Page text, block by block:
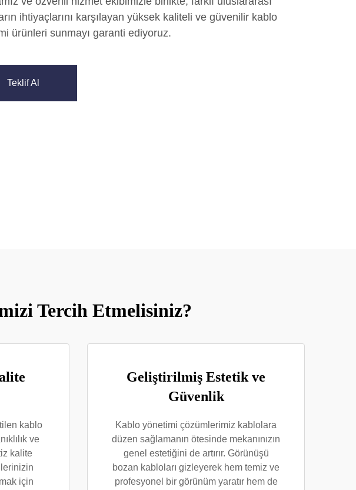
ihtiyaçlarını karşılayan yüksek kaliteli ve güvenilir kablo
ürünleri sunmayı garanti ediyoruz.
Teklif Al
Tercih Etmelisiniz?
kablo
ve
kalite
için
Geliştirilmiş Estetik ve
Güvenlik
Kablo yönetimi çözümlerimiz kablolara
düzen sağlamanın ötesinde mekanınızın
genel estetiğini de artırır. Görünüşü
bozan kabloları gizleyerek hem temiz ve
profesyonel bir görünüm yaratır hem de